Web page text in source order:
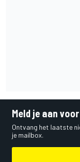
Meld je aan
Ontvang het laatste
je mailbox.